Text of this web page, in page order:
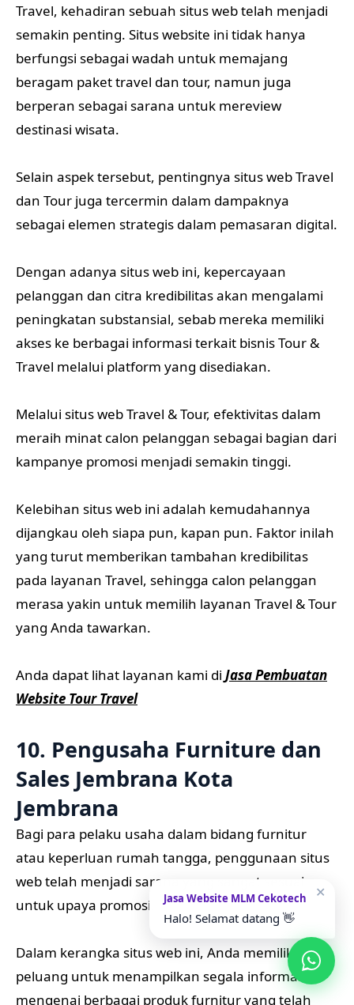
Travel, kehadiran sebuah situs web telah menjadi
semakin penting. Situs website ini tidak hanya
berfungsi sebagai wadah untuk memajang
beragam paket travel dan tour, namun juga
berperan sebagai sarana untuk mereview
destinasi wisata.
Selain aspek tersebut, pentingnya situs web Travel
dan Tour juga tercermin dalam dampaknya
sebagai elemen strategis dalam pemasaran digital.
Dengan adanya situs web ini, kepercayaan
pelanggan dan citra kredibilitas akan mengalami
peningkatan substansial, sebab mereka memiliki
akses ke berbagai informasi terkait bisnis Tour &
Travel melalui platform yang disediakan.
Melalui situs web Travel & Tour, efektivitas dalam
meraih minat calon pelanggan sebagai bagian dari
kampanye promosi menjadi semakin tinggi.
Kelebihan situs web ini adalah kemudahannya
dijangkau oleh siapa pun, kapan pun. Faktor inilah
yang turut memberikan tambahan kredibilitas
pada layanan Travel, sehingga calon pelanggan
merasa yakin untuk memilih layanan Travel & Tour
yang Anda tawarkan.
Anda dapat lihat layanan kami di Jasa Pembuatan
Website Tour Travel
10. Pengusaha Furniture dan
Sales Jembrana Kota
Jembrana
Bagi para pelaku usaha dalam bidang furnitur
atau keperluan rumah tangga, penggunaan situs
web telah menjadi sarana yang sangat sesuai
untuk upaya promosi.
Dalam kerangka situs web ini, Anda memiliki
peluang untuk menampilkan segala informasi
mengenai berbagai produk furnitur yang telah
✕
Jasa Website MLM Cekotech
Halo! Selamat datang 👋